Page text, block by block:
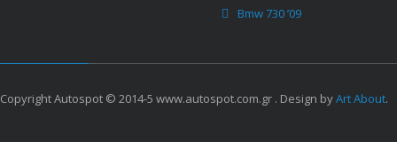
Bmw 730 ’09
Copyright Autospot © 2014-5 www.autospot.com.gr . Design byArt About.